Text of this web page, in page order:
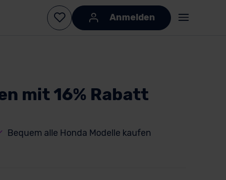
Anmelden
mit 16% Rabatt
Bequem alle Honda Modelle kaufen